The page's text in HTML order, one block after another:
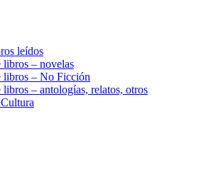
leídos
libros – novelas
libros – No Ficción
libros – antologías, relatos, otros